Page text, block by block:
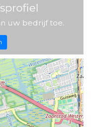
uw bedrijf toe.